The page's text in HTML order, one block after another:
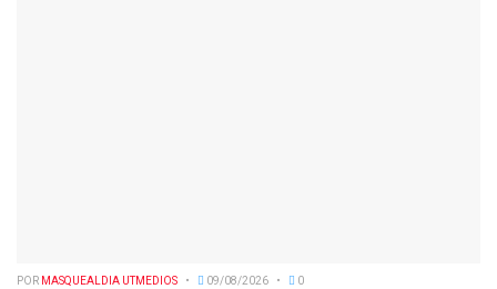
POR MASQUEALDIA UTMEDIOS 09/08/2026 0